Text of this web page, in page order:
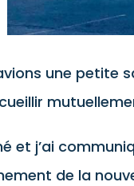
une petite
et j’ai
de la